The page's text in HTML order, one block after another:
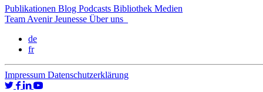
Publikationen Blog Podcasts Bibliothek Medien
Team Avenir Jeunesse Über uns
de
fr
Impressum Datenschutzerklärung